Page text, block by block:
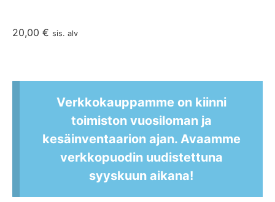
20,00 € sis. alv
Verkkokauppamme on kiinni
toimiston vuosiloman ja
kesäinventaarion ajan. Avaamme
verkkopuodin uudistettuna
syyskuun aikana!